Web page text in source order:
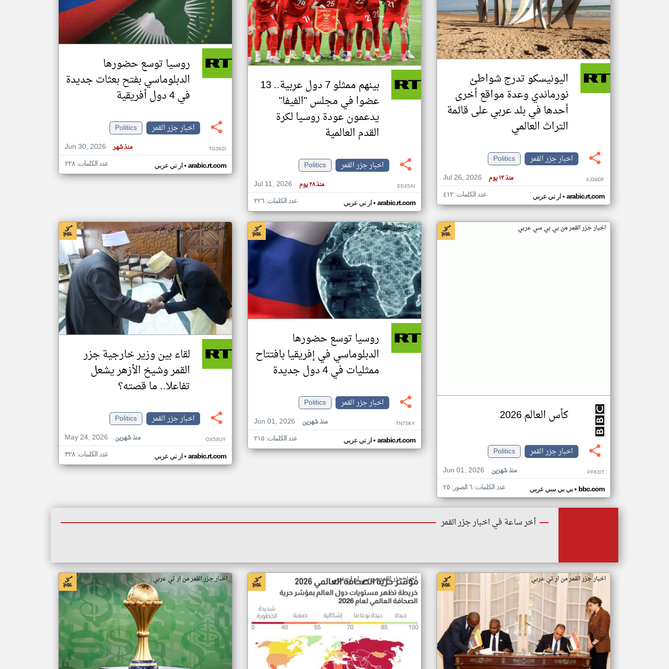
تغيير الدولة
اخبار جزر القمر على مدار الساعة
أهم اخبار جزر القمر العاجلة والمباشرة
اليونيسكو تدرج شواطئ
نورماندي وعدة مواقع أخرى
أحدها في بلد عربي على قائمة
التراث العالمي
اخبار جزر القمر
Politics
Jul 26, 2026
منذ ١٣ يوم XJ39DF
ار تي عربي• arabic.rt.com عدد الكلمات: ٤١٢
بينهم ممثلو 7 دول عربية.. 13
عضوا في مجلس "الفيفا"
يدعمون عودة روسيا لكرة
القدم العالمية
اخبار جزر القمر
Politics
Jul 11, 2026
منذ ٢٨ يوم EE45AI
ار تي عربي• arabic.rt.com عدد الكلمات: ٢٢٦
روسيا توسع حضورها
الدبلوماسي بفتح بعثات جديدة
في 4 دول أفريقية
اخبار جزر القمر
Politics
Jun 30, 2026
منذ شهر TG39ZI
ار تي عربي• arabic.rt.com عدد الكلمات: ٢٢٨
اخبار جزر القمر من بي بي سي عربي
كأس العالم 2026
اخبار جزر القمر
Politics
Jun 01, 2026
منذ شهرين PF63IT
بي بي سي عربي• bbc.com عدد الكلمات: ٦ الصور: ٢٥
اخبار جزر القمر من ار تي عربي
روسيا توسع حضورها
الدبلوماسي في إفريقيا بافتتاح
ممثليات في 4 دول جديدة
اخبار جزر القمر
Politics
Jun 01, 2026
منذ شهرين TN75KY
ار تي عربي• arabic.rt.com عدد الكلمات: ٢١٥
اخبار جزر القمر من ار تي عربي
لقاء بين وزير خارجية جزر
القمر وشيخ الأزهر يشعل
تفاعلا.. ما قصته؟
اخبار جزر القمر
Politics
May 24, 2026
منذ شهرين OX58UY
ار تي عربي• arabic.rt.com عدد الكلمات: ٣٢٨
أخر ساعة في اخبار جزر القمر
اخبار جزر القمر من ار تي عربي اخبار جزر القمر من سي ان ان عربي اخبار جزر القمر من ار تي عربي
klyoum.com